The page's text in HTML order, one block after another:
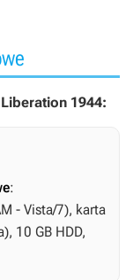
1944:
:
- Vista/7), karta
10 GB HDD,